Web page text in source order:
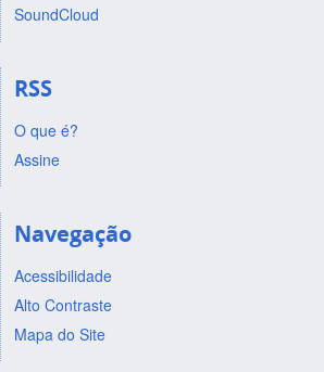
SoundCloud
RSS
O que é?
Assine
Navegação
Acessibilidade
Alto Contraste
Mapa do Site